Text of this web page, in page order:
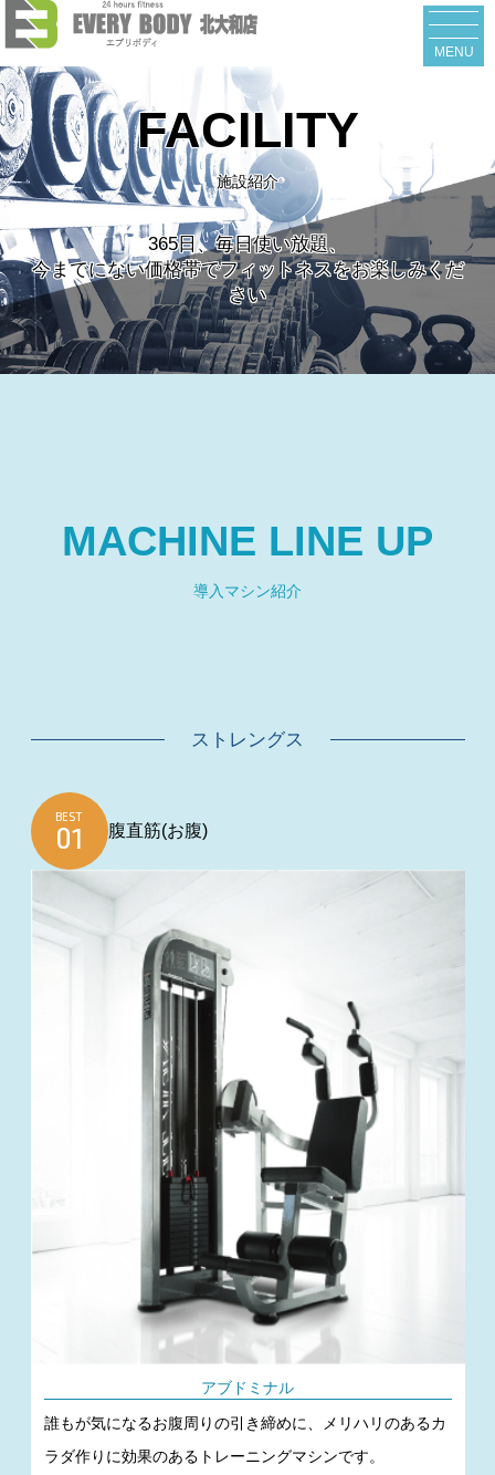
MENU
FACILITY
施設紹介
365日、毎日使い放題、
今までにない価格帯でフィットネスをお楽しみくだ
さい
導入マシン紹介
MACHINE LINE UP
ストレングス
BEST
腹直筋(お腹)
アブドミナル
誰もが気になるお腹周りの引き締めに、メリハリのあるカ
ラダ作りに効果のあるトレーニングマシンです。